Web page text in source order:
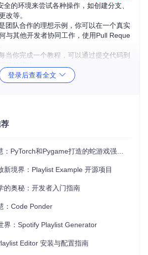
全的环境来尝试各种操作，如创建分支、
改等。
团队合作的理想示例，你可以在一个真实
与其他开发者协同工作，使用Pull Reque
当你完成一个教程，可以通过提交代码到
直接在GitHub上进行练习，实时查看并测
目鼓励社区参与，你可以在这里找到同行
问题，增强学习体验。
个人学习还是小组活动，
git-playlist
是一个为Git和GitHub新手量身打造
种创新的方式将在线学习与动手实践相结
术的同时享受到编程的乐趣。现在就加
之旅吧！
登录后查看全文
和Pygame打造的蛇游戏强化学习教程
新境界：Playlist Example 开源项目
的奥秘：开发者入门指南
：Code Ponder
界：Spotify Playlist Generator
Editor 安装与配置指南